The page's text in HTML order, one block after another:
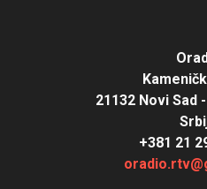
21132 Novi Sad
+381 21